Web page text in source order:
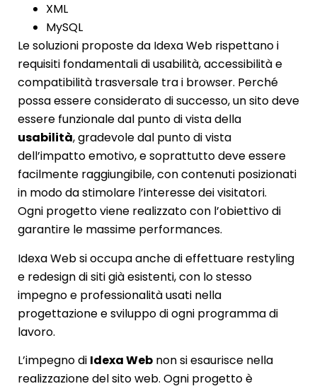
XML
MySQL
Le soluzioni proposte da Idexa Web rispettano i
requisiti fondamentali di usabilità, accessibilità e
compatibilità trasversale tra i browser. Perché
possa essere considerato di successo, un sito deve
essere funzionale dal punto di vista della
usabilità, gradevole dal punto di vista
dell’impatto emotivo, e soprattutto deve essere
facilmente raggiungibile, con contenuti posizionati
in modo da stimolare l’interesse dei visitatori.
Ogni progetto viene realizzato con l’obiettivo di
garantire le massime performances.
Idexa Web si occupa anche di effettuare restyling
e redesign di siti già esistenti, con lo stesso
impegno e professionalità usati nella
progettazione e sviluppo di ogni programma di
lavoro.
L’impegno di Idexa Web non si esaurisce nella
realizzazione del sito web. Ogni progetto è